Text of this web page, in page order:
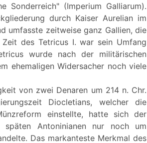
Sonderreich" (Imperium Galliarum).
durch Kaiser Aurelian im
umfasste zeitweise ganz Gallien, die
Zeit des Tetricus I. war sein Umfang
wurde nach der militärischen
ehemaligen Widersacher noch viele
von zwei Denaren um 214 n. Chr.
Diocletians, welcher die
einstellte, hatte sich der
Antoninianen nur noch um
Das markanteste Merkmal des